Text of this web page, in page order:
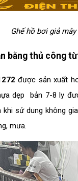
Ghế hồ bơi giả
bằng thủ công
được sản xuất
dẹp bản 7-8 ly
khi sử dung không
mưa.